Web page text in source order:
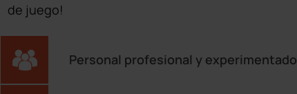
de juego!
Personal profesional y experimentado